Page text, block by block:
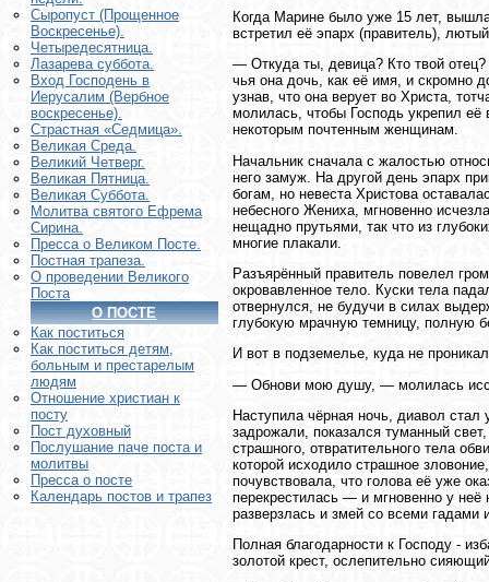
Сыропуст (Прощенное
Воскресенье).
Четыредесятница.
Лазарева суббота.
Вход Господень в
Иерусалим (Вербное
воскресенье).
Страстная «Седмица».
Великая Среда.
Великий Четверг.
Великая Пятница.
Великая Суббота.
Молитва святого Ефрема
Сирина.
Пресса о Великом Посте.
Постная трапеза.
О проведении Великого
Поста
О ПОСТЕ
Как поститься
Как поститься детям,
больным и престарелым
людям
Отношение христиан к
посту
Пост духовный
Послушание паче поста и
молитвы
Пресса о посте
Календарь постов и трапез
Когда Марине было уже 15 лет,
встретил её эпарх (правитель),
— Откуда ты, девица? Кто твой
чья она дочь, как её имя, и скромно
узнав, что она верует во Христа,
молилась, чтобы Господь укрепил
некоторым почтенным женщинам.
Начальник сначала с жалостью
него замуж. На другой день эпарх
богам, но невеста Христова
небесного Жениха, мгновенно
нещадно прутьями, так что из
многие плакали.
Разъярённый правитель повелел
окровавленное тело. Куски тела
отвернулся, не будучи в силах
глубокую мрачную темницу, полную
И вот в подземелье, куда не
— Обнови мою душу, — молилась
Наступила чёрная ночь, диавол
задрожали, показался туманный
страшного, отвратительного тела
которой исходило страшное
почувствовала, что голова её уже
перекрестилась — и мгновенно у
разверзлась и змей со всеми гадами
Полная благодарности к Господу -
золотой крест, ослепительно